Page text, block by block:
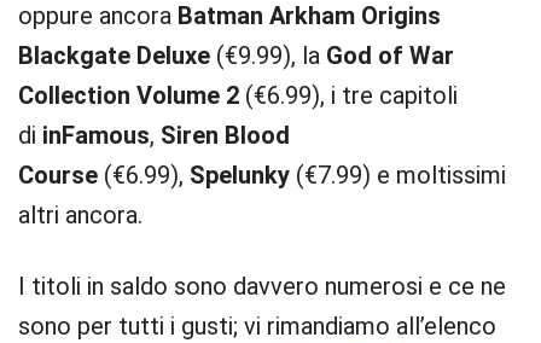
oppure ancora Batman Arkham Origins
Blackgate Deluxe (€9.99), la God of War
Collection Volume 2 (€6.99), i tre capitoli
di inFamous, Siren Blood
Course (€6.99), Spelunky (€7.99) e moltissimi
altri ancora.
I titoli in saldo sono davvero numerosi e ce ne
sono per tutti i gusti; vi rimandiamo all’elenco